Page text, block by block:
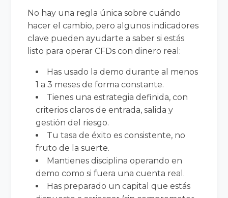
No hay una regla única sobre cuándo
hacer el cambio, pero algunos indicadores
clave pueden ayudarte a saber si estás
listo para operar CFDs con dinero real:
Has usado la demo durante al menos
1 a 3 meses de forma constante.
Tienes una estrategia definida, con
criterios claros de entrada, salida y
gestión del riesgo.
Tu tasa de éxito es consistente, no
fruto de la suerte.
Mantienes disciplina operando en
demo como si fuera una cuenta real.
Has preparado un capital que estás